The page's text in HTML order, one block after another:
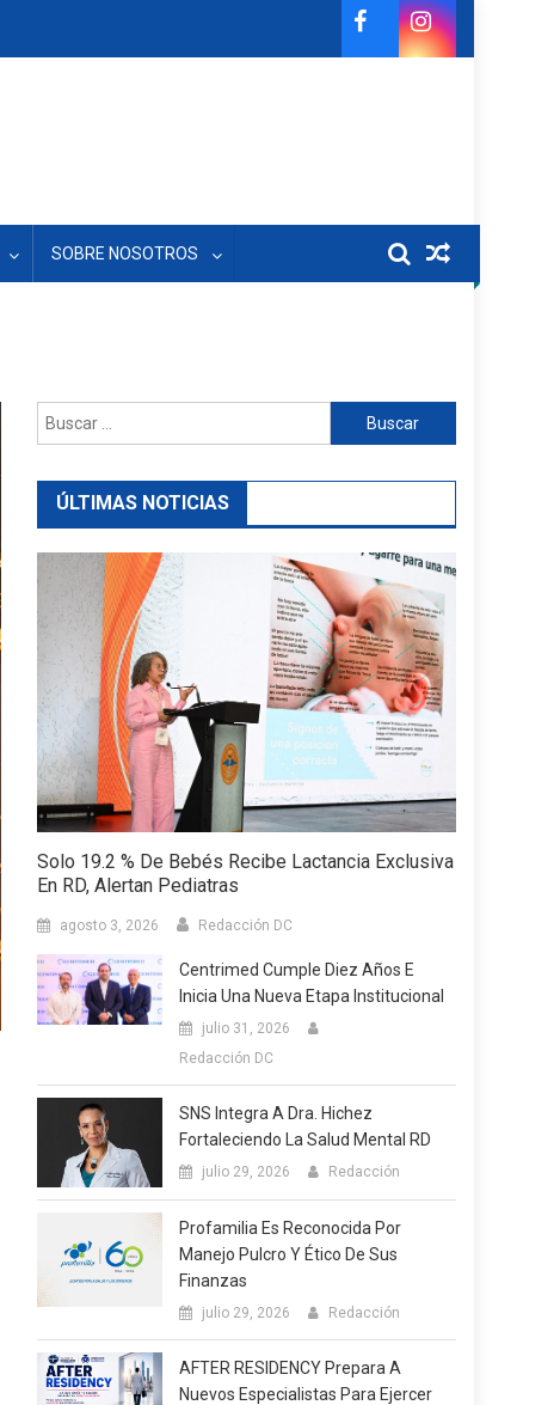
SOBRE NOSOTROS
Buscar:
ÚLTIMAS NOTICIAS
Solo 19.2 % De Bebés Recibe Lactancia Exclusiva
En RD, Alertan Pediatras
agosto 3, 2026 Redacción DC
Centrimed Cumple Diez Años E
Inicia Una Nueva Etapa Institucional
julio 31, 2026
Redacción DC
SNS Integra A Dra. Hichez
Fortaleciendo La Salud Mental RD
julio 29, 2026 Redacción
Profamilia Es Reconocida Por
Manejo Pulcro Y Ético De Sus
Finanzas
julio 29, 2026 Redacción
AFTER RESIDENCY Prepara A
Nuevos Especialistas Para Ejercer